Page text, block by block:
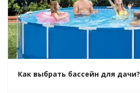
Как выбрать бассейн для дачи?